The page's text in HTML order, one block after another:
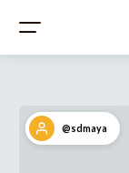
@sdmaya